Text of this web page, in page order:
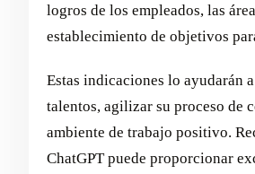
logros de los empleados, las
establecimiento de objetivos
Estas indicaciones lo ayudarán
talentos, agilizar su proceso de
ambiente de trabajo positivo.
ChatGPT puede proporcionar